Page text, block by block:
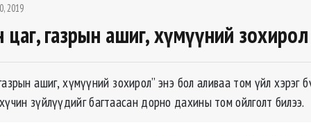
2019
цаг, газрын ашиг, хүмүүний зохирол
ашиг, хүмүүний зохирол” энэ бол аливаа том үйл хэрэг
зүйлүүдийг багтаасан дорно дахины том ойлголт билээ.